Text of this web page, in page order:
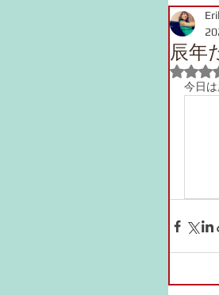
辰年
5
今日は